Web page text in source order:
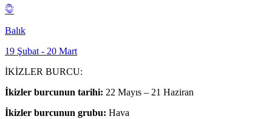
Balık
19 Şubat - 20 Mart
İKİZLER BURCU:
İkizler burcunun tarihi: 22 Mayıs – 21 Haziran
İkizler burcunun grubu: Hava